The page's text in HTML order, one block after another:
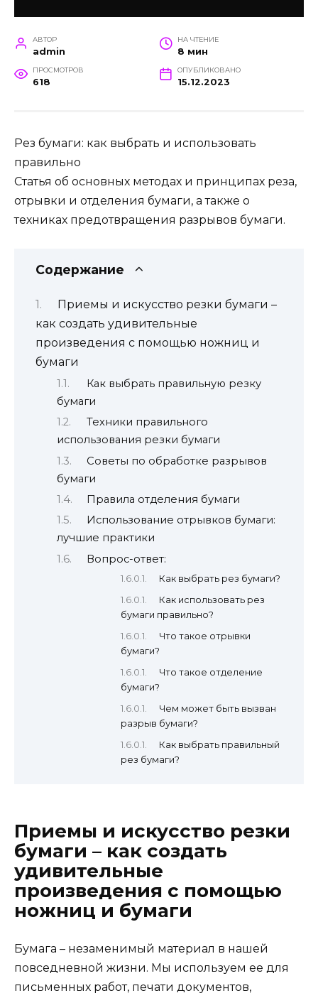
АВТОР
admin
НА ЧТЕНИЕ
8 мин
ПРОСМОТРОВ
618
ОПУБЛИКОВАНО
15.12.2023
Рез бумаги: как выбрать и использовать
правильно
Статья об основных методах и принципах реза,
отрывки и отделения бумаги, а также о
техниках предотвращения разрывов бумаги.
Содержание
Приемы и искусство резки бумаги –
как создать удивительные
произведения с помощью ножниц и
бумаги
Как выбрать правильную резку
бумаги
Техники правильного
использования резки бумаги
Советы по обработке разрывов
бумаги
Правила отделения бумаги
Использование отрывков бумаги:
лучшие практики
Вопрос-ответ:
Как выбрать рез бумаги?
Как использовать рез
бумаги правильно?
Что такое отрывки
бумаги?
Что такое отделение
бумаги?
Чем может быть вызван
разрыв бумаги?
Как выбрать правильный
рез бумаги?
Приемы и искусство резки
бумаги – как создать
удивительные
произведения с помощью
ножниц и бумаги
Бумага – незаменимый материал в нашей
повседневной жизни. Мы используем ее для
письменных работ, печати документов,